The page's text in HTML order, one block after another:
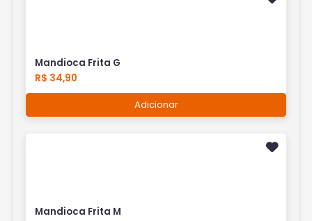
Mandioca Frita G
R$ 34,90
Adicionar
Mandioca Frita M